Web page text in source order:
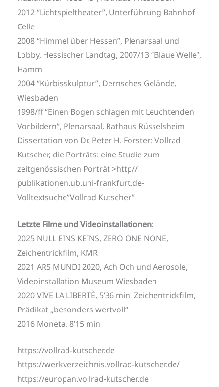
2012 “Lichtspieltheater”, Unterführung Bahnhof
Celle
2008 “Himmel über Hessen”, Plenarsaal und
Lobby, Hessischer Landtag, 2007/13 “Blaue Welle”,
Hamm
2004 “Kürbisskulptur”, Dernsches Gelände,
Wiesbaden
1998/ff “Einen Bogen schlagen mit Leuchtenden
Vorbildern”, Plenarsaal, Rathaus Rüsselsheim
Dissertation von Dr. Peter H. Forster: Vollrad
Kutscher, die Porträts: eine Studie zum
zeitgenössischen Porträt >http//
publikationen.ub.uni-frankfurt.de-
Volltextsuche”Vollrad Kutscher”
Letzte Filme und Videoinstallationen:
2025 NULL EINS KEINS, ZERO ONE NONE,
Zeichentrickfilm, KMR
2021 ARS MUNDI 2020, Ach Och und Aerosole,
Videoinstallation Museum Wiesbaden
2020 VIVE LA LIBERTÈ, 5’36 min, Zeichentrickfilm,
Prädikat „besonders wertvoll“
2016 Moneta, 8’15 min
https://vollrad-kutscher.de
https://werkverzeichnis.vollrad-kutscher.de/
https://europan.vollrad-kutscher.de